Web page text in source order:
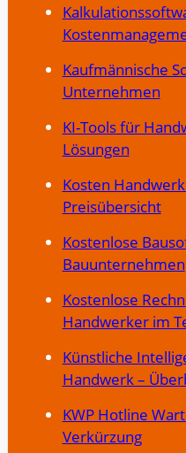
Kaufmännische
Unternehmen
KI-Tools für
Lösungen
Kosten
Preisübersicht
Kostenlose
Bauunternehmen
Kostenlose
Handwerker im
Künstliche
Handwerk –
KWP Hotline
Verkürzung